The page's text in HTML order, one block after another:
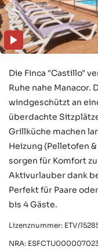
Die Finca "Castillo"
Ruhe nahe Manacor.
windgeschützt an
überdachte
Grillküche machen
Heizung (Pelletofen
sorgen für Komfort
Aktivurlauber dank
Perfekt für Paare
bis 4 Gäste.
Lizenznummer: ETV/
NRA: